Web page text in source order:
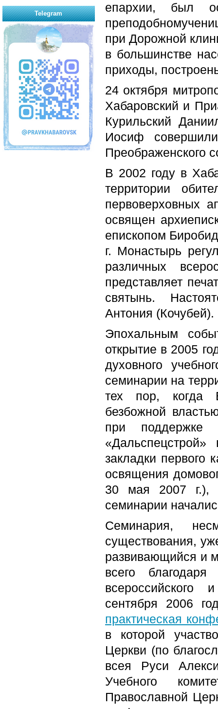
епархии, был
при Дорожной
в большинстве
приходы,
24 октября
Хабаровский и
Курильский
Иосиф
Преображенского
В 2002 году в
территории
первоверховных
освящен
епископом
г. Монастырь
различных
представляет
святынь.
Антония (Кочубей).
Эпохальным
открытие в 2005
духовного
семинарии на
тех пор, когда
безбожной
при поддержке
закладки первого
освящения
30 мая 2007 г.),
семинарии
Семинария,
существования,
развивающийся и
всего
сентября 2006
практическая
в которой
Церкви (по
всея Руси
Учебного
Православной
Telegram